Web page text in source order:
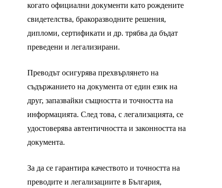
когато официални документи като рождените
свидетелства, бракоразводните решения,
дипломи, сертификати и др. трябва да бъдат
преведени и легализирани.
Преводът осигурява прехвърлянето на
съдържанието на документа от един език на
друг, запазвайки същността и точността на
информацията. След това, с легализацията, се
удостоверява автентичността и законността на
документа.
За да се гарантира качеството и точността на
преводите и легализациите в България,